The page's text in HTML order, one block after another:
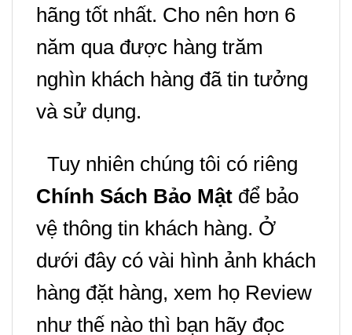
hãng tốt nhất. Cho nên hơn 6
năm qua được hàng trăm
nghìn khách hàng đã tin tưởng
và sử dụng.
Tuy nhiên chúng tôi có riêng
Chính Sách Bảo Mật để bảo
vệ thông tin khách hàng. Ở
dưới đây có vài hình ảnh khách
hàng đặt hàng, xem họ Review
như thế nào thì bạn hãy đọc